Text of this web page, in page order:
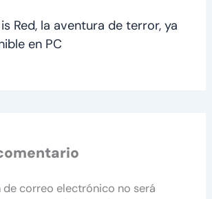
Red, la aventura de terror, ya
en PC
de correo electrónico no será